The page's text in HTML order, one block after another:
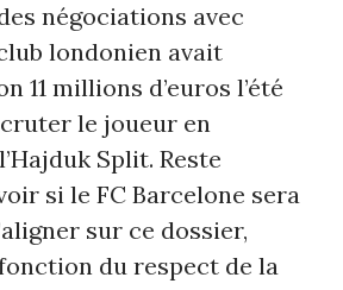
négociations avec
londonien avait
11 millions d’euros l’été
le joueur en
Split. Reste
si le FC Barcelone sera
sur ce dossier,
du respect de la